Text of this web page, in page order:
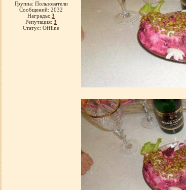
Группа: Пользователи
Сообщений: 2032
Награды: 3
Репутация: 3
Статус: Offline